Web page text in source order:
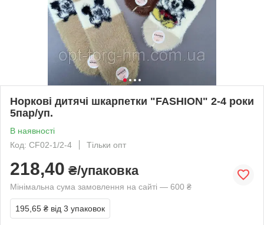
Норкові дитячі шкарпетки "FASHION" 2-4 роки
5пар/уп.
В наявності
Код: CF02-1/2-4
Тільки опт
218,40 ₴/упаковка
Мінімальна сума замовлення на сайті — 600 ₴
195,65 ₴ від 3 упаковок